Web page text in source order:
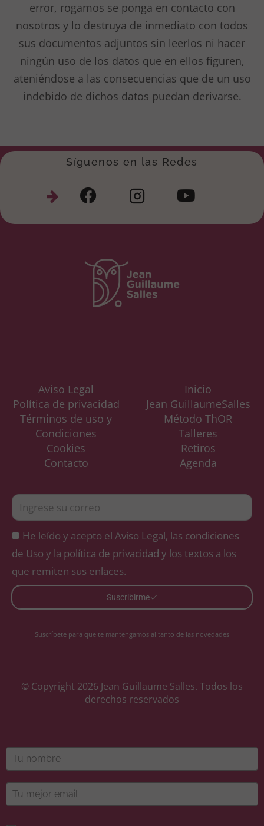
error, rogamos se ponga en contacto con
nosotros y lo destruya de inmediato con todos
sus documentos adjuntos sin leerlos ni hacer
ningún uso de los datos que en ellos figuren,
ateniéndose a las consecuencias que de un uso
indebido de dichos datos puedan derivarse.
Síguenos en las Redes
Aviso Legal
Política de privacidad
Términos de uso y
Condiciones
Cookies
Contacto
Inicio
Jean GuillaumeSalles
Método ThOR
Talleres
Retiros
Agenda
He leído y acepto el Aviso Legal, las condiciones
de Uso y la política de privacidad y los textos a los
que remiten sus enlaces.
Suscribirme
Suscríbete para que te mantengamos al tanto de las novedades
© Copyright 2026 Jean Guillaume Salles. Todos los
derechos reservados